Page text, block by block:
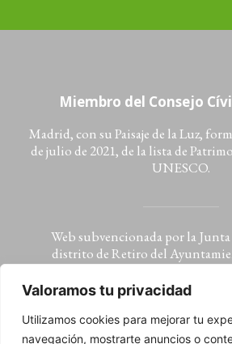
Valoramos tu privacidad
Utilizamos cookies para mejorar tu
navegación, mostrarte anuncios o
Miembro del Consejo
Madrid, con su Paisaje de la Luz,
de julio de 2021, de la lista de
UNESCO.
Web subvencionada por la
distrito de Retiro del